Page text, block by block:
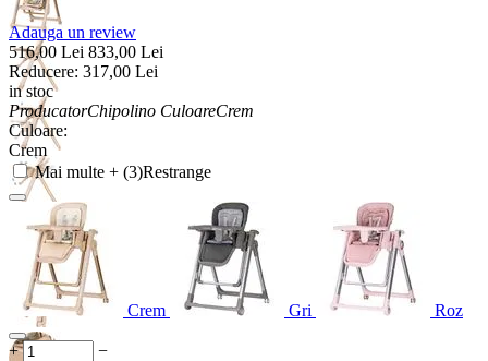
Adauga un review
516,00 Lei 833,00 Lei
Reducere: 317,00 Lei
in stoc
ProducatorChipolino CuloareCrem
Culoare:
Crem
Mai multe + (3)Restrange
Crem Gri Roz
+ −